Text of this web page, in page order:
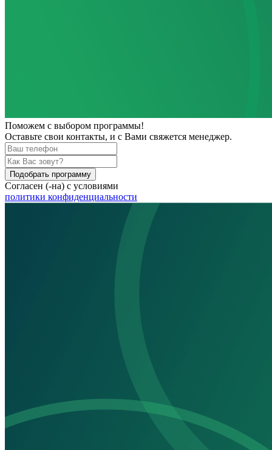
Поможем с выбором программы!
Оставьте свои контакты, и с Вами свяжется менеджер.
Подобрать программу
Согласен (-на) с условиями
политики конфиденциальности